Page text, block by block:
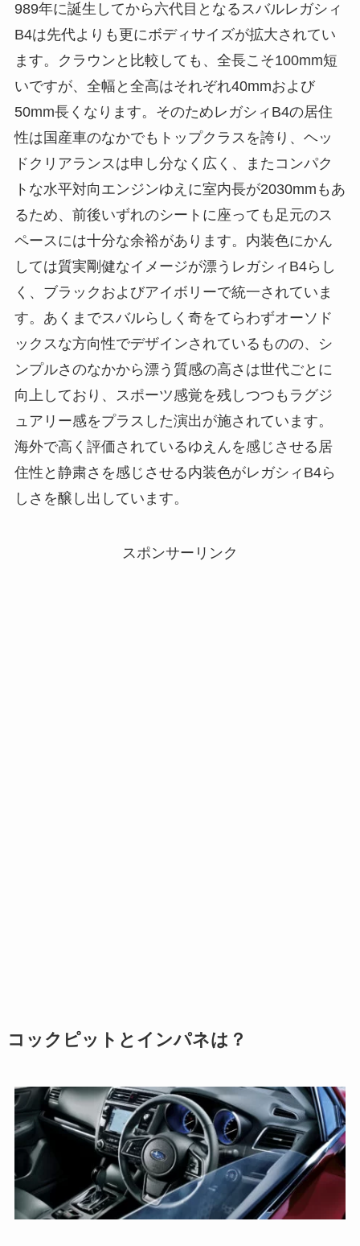
989年に誕生してから六代目となるスバルレガシィ
B4は先代よりも更にボディサイズが拡大されてい
ます。クラウンと比較しても、全長こそ100mm短
いですが、全幅と全高はそれぞれ40mmおよび
50mm長くなります。そのためレガシィB4の居住
性は国産車のなかでもトップクラスを誇り、ヘッ
ドクリアランスは申し分なく広く、またコンパク
トな水平対向エンジンゆえに室内長が2030mmもあ
るため、前後いずれのシートに座っても足元のス
ペースには十分な余裕があります。内装色にかん
しては質実剛健なイメージが漂うレガシィB4らし
く、ブラックおよびアイボリーで統一されていま
す。あくまでスバルらしく奇をてらわずオーソド
ックスな方向性でデザインされているものの、シ
ンプルさのなかから漂う質感の高さは世代ごとに
向上しており、スポーツ感覚を残しつつもラグジ
ュアリー感をプラスした演出が施されています。
海外で高く評価されているゆえんを感じさせる居
住性と静粛さを感じさせる内装色がレガシィB4ら
しさを醸し出しています。
スポンサーリンク
コックピットとインパネは？